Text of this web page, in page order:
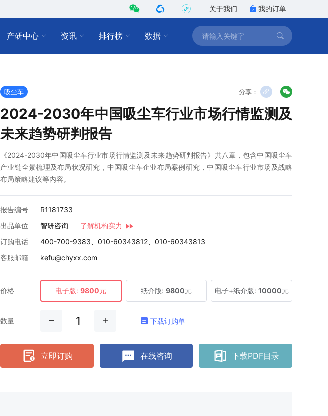
关于我们 我的订单
产研中心 资讯 排行榜 数据
吸尘车 分享：
2024-2030年中国吸尘车行业市场行情监测及
未来趋势研判报告
《2024-2030年中国吸尘车行业市场行情监测及未来趋势研判报告》共八章，包含中国吸尘车
产业链全景梳理及布局状况研究，中国吸尘车企业布局案例研究，中国吸尘车行业市场及战略
布局策略建议等内容。
报告编号
R1181733
出品单位
智研咨询
了解机构实力
订购电话
400-700-9383、010-60343812、010-60343813
客服邮箱
kefu@chyxx.com
价格 电子版: 9800元 纸介版: 9800元 电子+纸介版: 10000元
数量 下载订购单
立即订购 在线咨询 下载PDF目录